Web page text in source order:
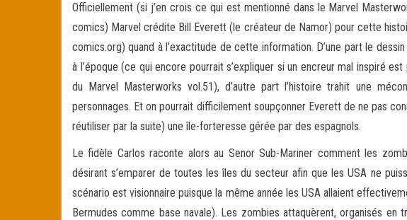
Officiellement (si j’en crois ce qui est mentionné dans le Marvel
comics) Marvel crédite Bill Everett (le créateur de Namor) pour cette
comics.org) quand à l’exactitude de cette information. D’une part le
à l’époque (ce qui encore pourrait s’expliquer si un encreur mal inspiré
du Marvel Masterworks vol.51), d’autre part l’histoire trahit une
personnages. Et on pourrait difficilement soupçonner Everett de ne pas
réutiliser par la suite) une île-forteresse gérée par des espagnols.
Le fidèle Carlos raconte alors au Senor Sub-Mariner comment les
désirant s’emparer de toutes les îles du secteur afin que les USA ne
scénario est visionnaire puisque la même année les USA allaient
Bermudes comme base navale). Les zombies attaquèrent, organisés en